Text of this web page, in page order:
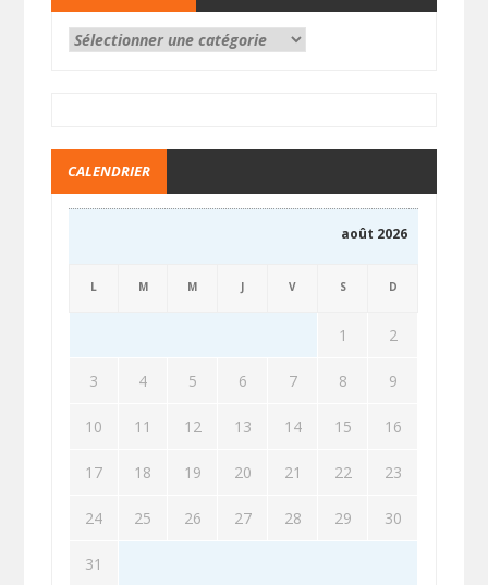
CALENDRIER
août 2026
L M M J V S D
1 2
3 4 5 6 7 8 9
10 11 12 13 14 15 16
17 18 19 20 21 22 23
24 25 26 27 28 29 30
31